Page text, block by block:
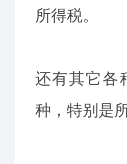
所得税。
还有其它各
种，特别是